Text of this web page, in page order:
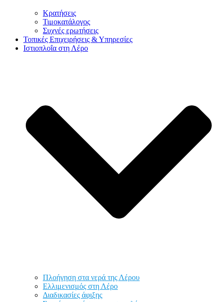
Κρατήσεις
Τιμοκατάλογος
Συχνές ερωτήσεις
Τοπικές Επιχειρήσεις & Υπηρεσίες
Ιστιοπλοΐα στη Λέρο
Πλοήγηση στα νερά της Λέρου
Ελλιμενισμός στη Λέρο
Διαδικασίες άφιξης